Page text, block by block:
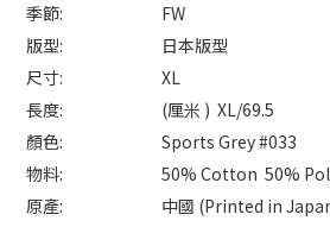
季節:
FW
版型:
日本版型
尺寸:
XL
長度:
(厘米 ) XL/69.5
顏色:
Sports Grey #033
物料:
50% Cotton 50%
原產:
中國 (Printed in